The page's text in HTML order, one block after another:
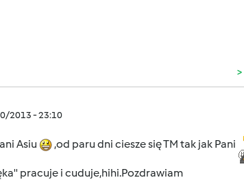
2013 - 23:10
Asiu ,od paru dni ciesze się TM tak jak Pani
pracuje i cuduje,hihi.Pozdrawiam